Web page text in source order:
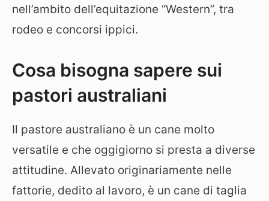
nell’ambito dell’equitazione “Western”, tra
rodeo e concorsi ippici.
Cosa bisogna sapere sui
pastori australiani
Il pastore australiano è un cane molto
versatile e che oggigiorno si presta a diverse
attitudine. Allevato originariamente nelle
fattorie, dedito al lavoro, è un cane di taglia